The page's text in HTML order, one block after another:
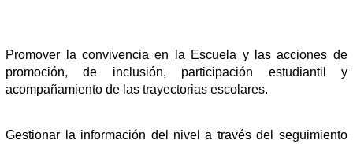
Promover la convivencia en la Escuela y las acciones de
promoción, de inclusión, participación estudiantil y
acompañamiento de las trayectorias escolares.
Gestionar la información del nivel a través del seguimiento